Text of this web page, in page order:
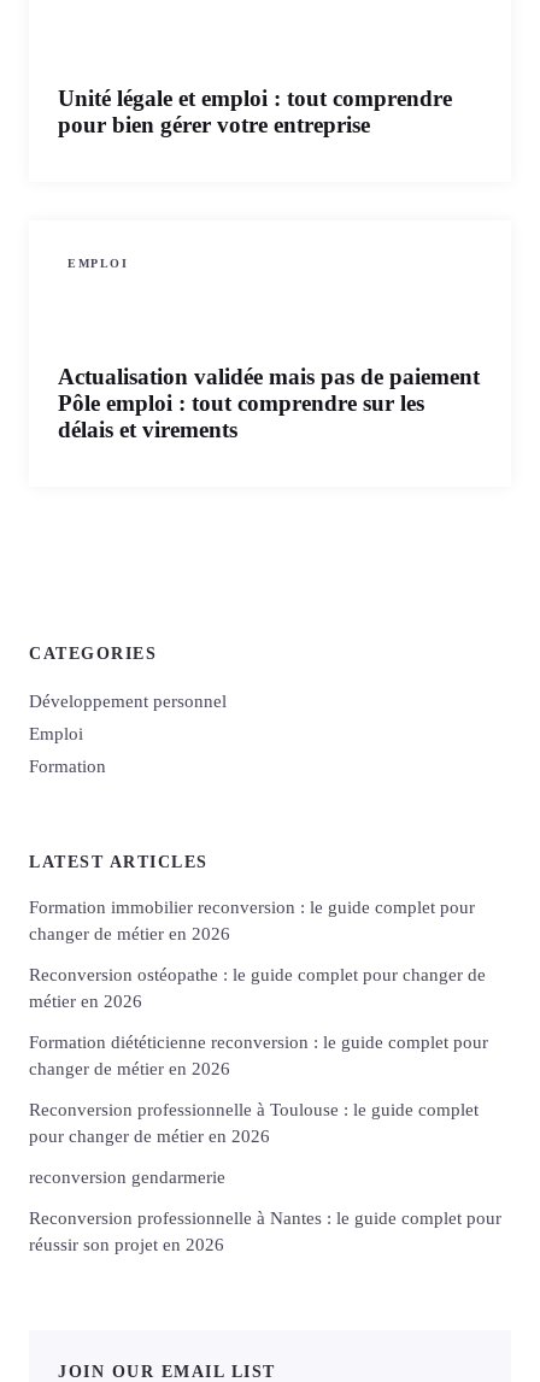
Unité légale et emploi : tout comprendre
pour bien gérer votre entreprise
EMPLOI
Actualisation validée mais pas de paiement
Pôle emploi : tout comprendre sur les
délais et virements
CATEGORIES
Développement personnel
Emploi
Formation
LATEST ARTICLES
Formation immobilier reconversion : le guide complet pour
changer de métier en 2026
Reconversion ostéopathe : le guide complet pour changer de
métier en 2026
Formation diététicienne reconversion : le guide complet pour
changer de métier en 2026
Reconversion professionnelle à Toulouse : le guide complet
pour changer de métier en 2026
reconversion gendarmerie
Reconversion professionnelle à Nantes : le guide complet pour
réussir son projet en 2026
JOIN OUR EMAIL LIST